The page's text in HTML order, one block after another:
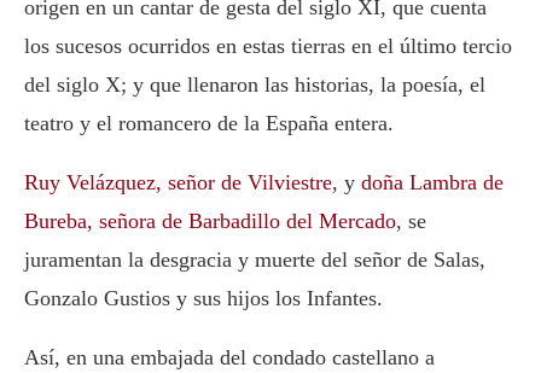
origen en un cantar de gesta del siglo XI, que cuenta
los sucesos ocurridos en estas tierras en el último tercio
del siglo X; y que llenaron las historias, la poesía, el
teatro y el romancero de la España entera.
Ruy Velázquez, señor de Vilviestre, y doña Lambra de
Bureba, señora de Barbadillo del Mercado, se
juramentan la desgracia y muerte del señor de Salas,
Gonzalo Gustios y sus hijos los Infantes.
Así, en una embajada del condado castellano a